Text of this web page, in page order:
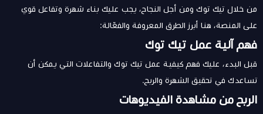
من خلال تيك توك ومن أجل النجاح، يجب عليك بناء شهرة وتفاعل قوي
على المنصة، هنا أبرز الطرق المعروفة والفعّالة:
فهم آلية عمل تيك توك
قبل البدء، عليك فهم كيفية عمل تيك توك والتفاعلات التي يمكن أن
تساعدك في تحقيق الشهرة والربح.
الربح من مشاهدة الفيديوهات